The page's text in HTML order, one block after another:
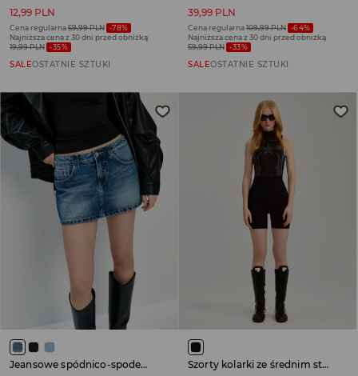
12,99 PLN
Cena regularna59,99 PLN -78%
Najniższa cena z 30 dni przed obniżką
19,99 PLN -35%
SALEOSTATNIE SZTUKI
39,99 PLN
Cena regularna109,99 PLN -64%
Najniższa cena z 30 dni przed obniżką
59,99 PLN -33%
SALEOSTATNIE SZTUKI
Jeansowe spódnico-spodenki mini niebieskie
Szorty kolarki ze średnim stanem czarne